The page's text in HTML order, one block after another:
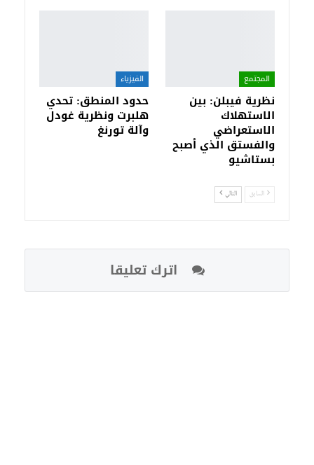
المجتمع
نظرية فيبلن: بين
الاستهلاك
الاستعراضي
والفستق الذي أصبح
بستاشيو
الفيزياء
حدود المنطق: تحدي
هلبرت ونظرية غودل
وآلة تورنغ
السابق التالي
اترك تعليقا